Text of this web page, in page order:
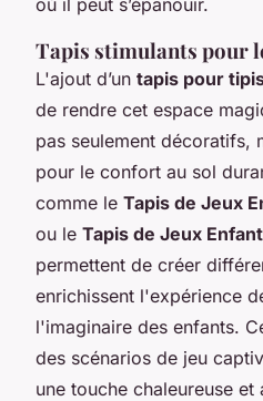
Tapis stimulants pour
L'ajout d’un tapis pour
de rendre cet espace
pas seulement décoratifs,
pour le confort au sol
comme le Tapis de Jeux
ou le Tapis de Jeux
permettent de créer
enrichissent l'expérience
l'imaginaire des enfants.
des scénarios de jeu
une touche chaleureuse